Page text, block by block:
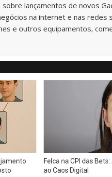
lançamentos de novos
na internet e nas redes
e outros equipamentos,
Felca na CPI das
ao Caos Digital